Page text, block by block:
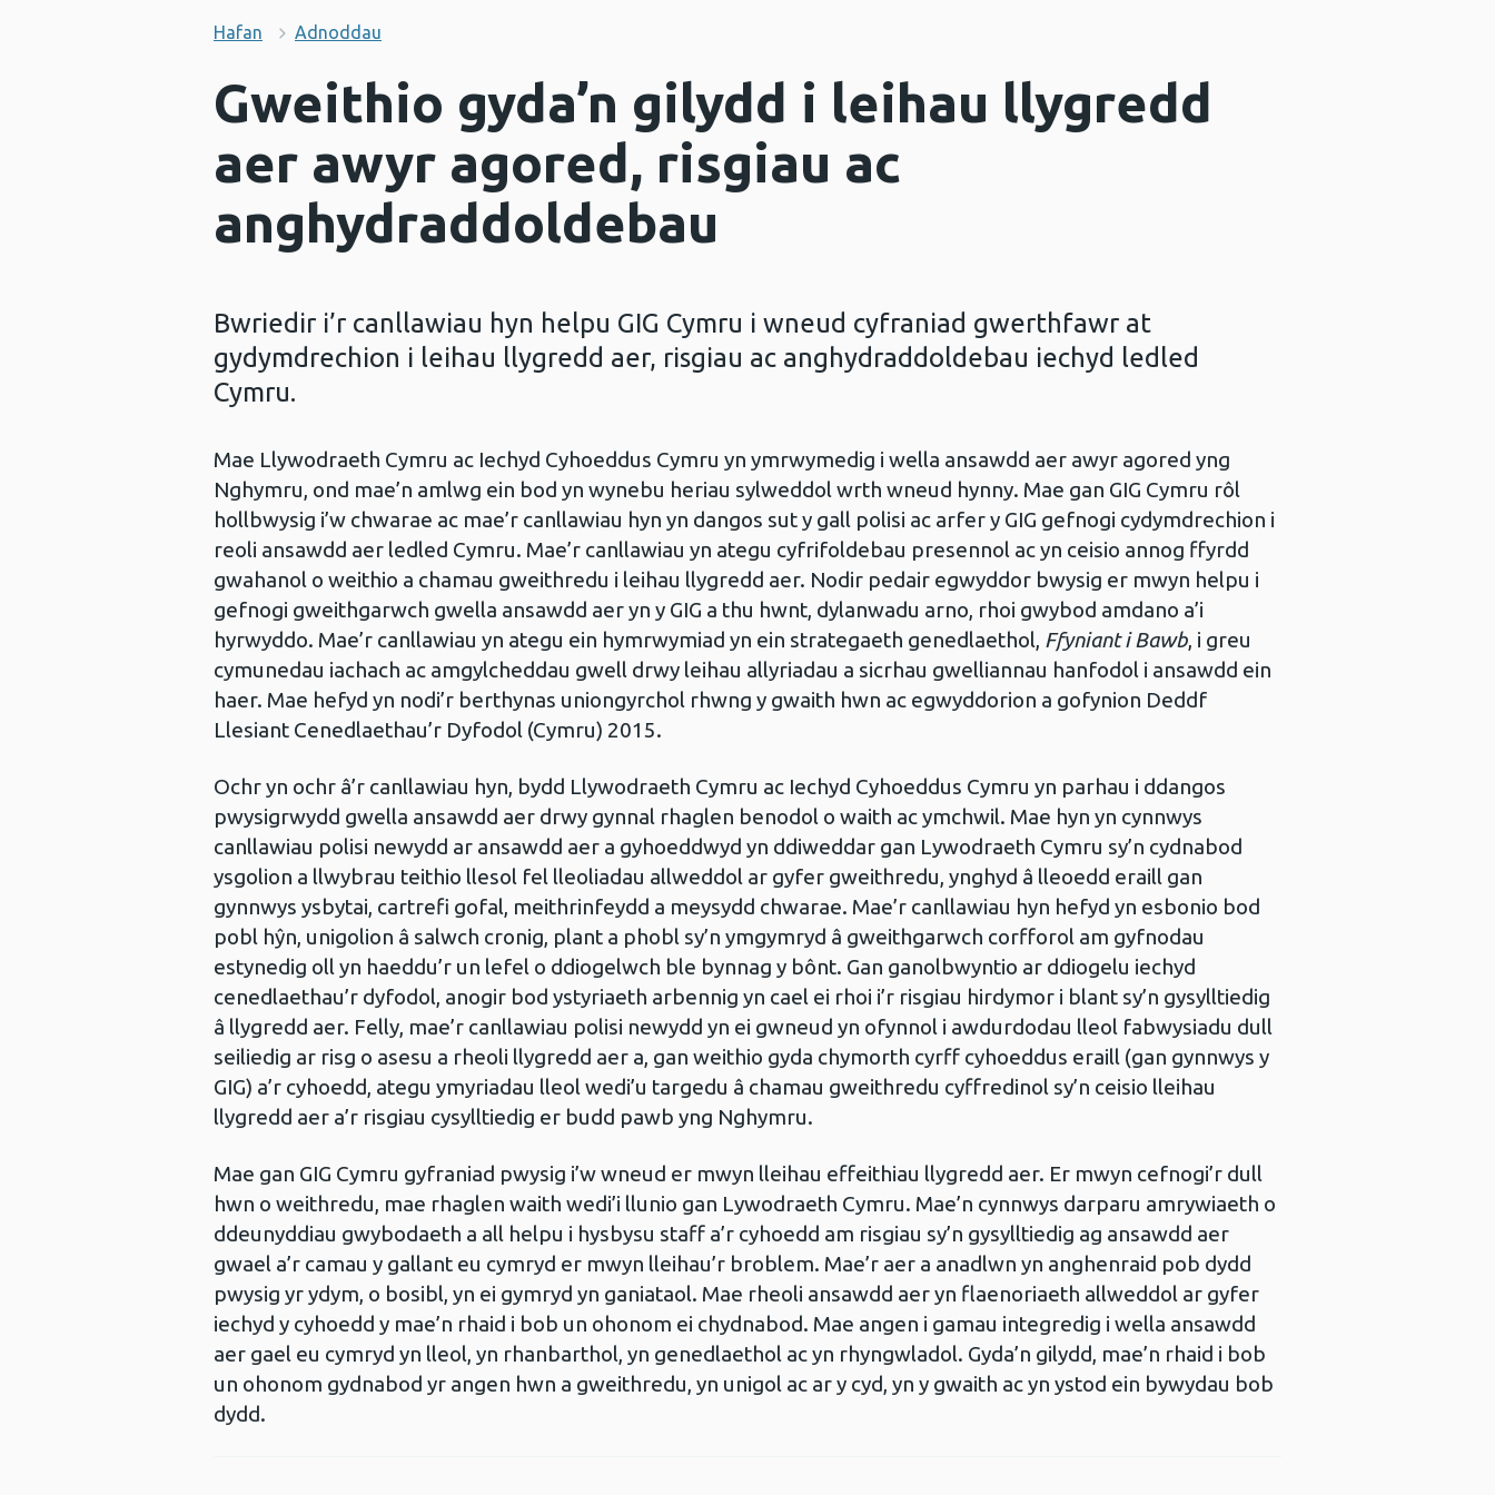
Hafan Adnoddau
Gweithio gyda’n gilydd i leihau llygredd
aer awyr agored, risgiau ac
anghydraddoldebau
Bwriedir i’r canllawiau hyn helpu GIG Cymru i wneud cyfraniad gwerthfawr at
gydymdrechion i leihau llygredd aer, risgiau ac anghydraddoldebau iechyd ledled
Cymru.
Mae Llywodraeth Cymru ac Iechyd Cyhoeddus Cymru yn ymrwymedig i wella ansawdd aer awyr agored yng
Nghymru, ond mae’n amlwg ein bod yn wynebu heriau sylweddol wrth wneud hynny. Mae gan GIG Cymru rôl
hollbwysig i’w chwarae ac mae’r canllawiau hyn yn dangos sut y gall polisi ac arfer y GIG gefnogi cydymdrechion i
reoli ansawdd aer ledled Cymru. Mae’r canllawiau yn ategu cyfrifoldebau presennol ac yn ceisio annog ffyrdd
gwahanol o weithio a chamau gweithredu i leihau llygredd aer. Nodir pedair egwyddor bwysig er mwyn helpu i
gefnogi gweithgarwch gwella ansawdd aer yn y GIG a thu hwnt, dylanwadu arno, rhoi gwybod amdano a’i
hyrwyddo. Mae’r canllawiau yn ategu ein hymrwymiad yn ein strategaeth genedlaethol, Ffyniant i Bawb, i greu
cymunedau iachach ac amgylcheddau gwell drwy leihau allyriadau a sicrhau gwelliannau hanfodol i ansawdd ein
haer. Mae hefyd yn nodi’r berthynas uniongyrchol rhwng y gwaith hwn ac egwyddorion a gofynion Deddf
Llesiant Cenedlaethau’r Dyfodol (Cymru) 2015.
Ochr yn ochr â’r canllawiau hyn, bydd Llywodraeth Cymru ac Iechyd Cyhoeddus Cymru yn parhau i ddangos
pwysigrwydd gwella ansawdd aer drwy gynnal rhaglen benodol o waith ac ymchwil. Mae hyn yn cynnwys
canllawiau polisi newydd ar ansawdd aer a gyhoeddwyd yn ddiweddar gan Lywodraeth Cymru sy’n cydnabod
ysgolion a llwybrau teithio llesol fel lleoliadau allweddol ar gyfer gweithredu, ynghyd â lleoedd eraill gan
gynnwys ysbytai, cartrefi gofal, meithrinfeydd a meysydd chwarae. Mae’r canllawiau hyn hefyd yn esbonio bod
pobl hŷn, unigolion â salwch cronig, plant a phobl sy’n ymgymryd â gweithgarwch corfforol am gyfnodau
estynedig oll yn haeddu’r un lefel o ddiogelwch ble bynnag y bônt. Gan ganolbwyntio ar ddiogelu iechyd
cenedlaethau’r dyfodol, anogir bod ystyriaeth arbennig yn cael ei rhoi i’r risgiau hirdymor i blant sy’n gysylltiedig
â llygredd aer. Felly, mae’r canllawiau polisi newydd yn ei gwneud yn ofynnol i awdurdodau lleol fabwysiadu dull
seiliedig ar risg o asesu a rheoli llygredd aer a, gan weithio gyda chymorth cyrff cyhoeddus eraill (gan gynnwys y
GIG) a’r cyhoedd, ategu ymyriadau lleol wedi’u targedu â chamau gweithredu cyffredinol sy’n ceisio lleihau
llygredd aer a’r risgiau cysylltiedig er budd pawb yng Nghymru.
Mae gan GIG Cymru gyfraniad pwysig i’w wneud er mwyn lleihau effeithiau llygredd aer. Er mwyn cefnogi’r dull
hwn o weithredu, mae rhaglen waith wedi’i llunio gan Lywodraeth Cymru. Mae’n cynnwys darparu amrywiaeth o
ddeunyddiau gwybodaeth a all helpu i hysbysu staff a’r cyhoedd am risgiau sy’n gysylltiedig ag ansawdd aer
gwael a’r camau y gallant eu cymryd er mwyn lleihau’r broblem. Mae’r aer a anadlwn yn anghenraid pob dydd
pwysig yr ydym, o bosibl, yn ei gymryd yn ganiataol. Mae rheoli ansawdd aer yn flaenoriaeth allweddol ar gyfer
iechyd y cyhoedd y mae’n rhaid i bob un ohonom ei chydnabod. Mae angen i gamau integredig i wella ansawdd
aer gael eu cymryd yn lleol, yn rhanbarthol, yn genedlaethol ac yn rhyngwladol. Gyda’n gilydd, mae’n rhaid i bob
un ohonom gydnabod yr angen hwn a gweithredu, yn unigol ac ar y cyd, yn y gwaith ac yn ystod ein bywydau bob
dydd.